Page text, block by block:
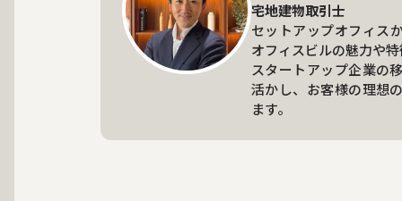
宅地建物取引士
セットアップオフィス
オフィスビルの魅力や
スタートアップ企業の
活かし、お客様の理想
ます。